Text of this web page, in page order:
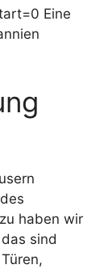
Eine
haben wir
sind